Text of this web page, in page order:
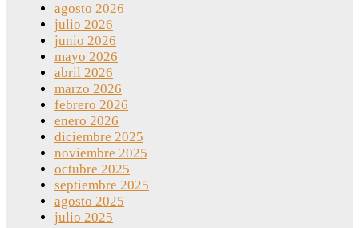
agosto 2026
julio 2026
junio 2026
mayo 2026
abril 2026
marzo 2026
febrero 2026
enero 2026
diciembre 2025
noviembre 2025
octubre 2025
septiembre 2025
agosto 2025
julio 2025